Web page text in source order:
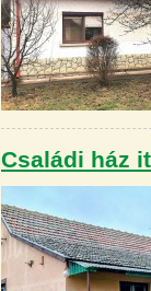
Családi ház